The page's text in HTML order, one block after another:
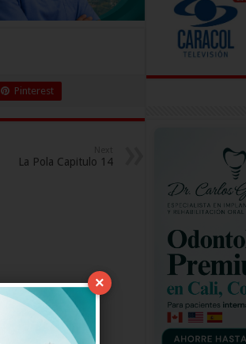
Pinterest
La Pola Capitulo 14
×